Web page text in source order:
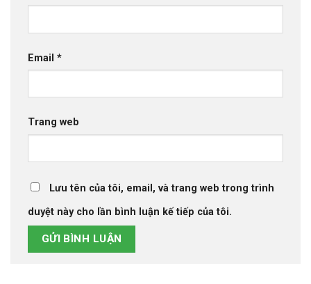
Email *
Trang web
Lưu tên của tôi, email, và trang web trong trình
duyệt này cho lần bình luận kế tiếp của tôi.